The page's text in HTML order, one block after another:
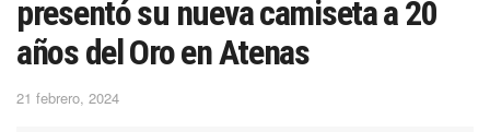
presentó su nueva camiseta a 20
años del Oro en Atenas
21 febrero, 2024